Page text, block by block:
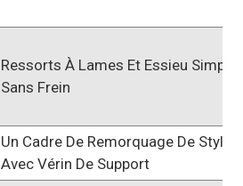
Ressorts À Lames Et Essieu Simple
Sans Frein
Un Cadre De Remorquage De Style
Avec Vérin De Support